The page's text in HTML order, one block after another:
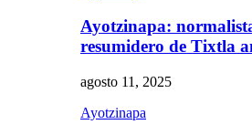
Ayotzinapa:
resumidero de Tixtla
agosto 11, 2025
Ayotzinapa